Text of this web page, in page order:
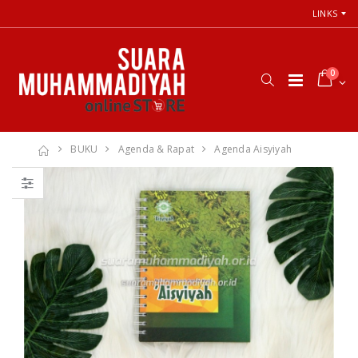
LINKS
0
BUKU Agenda & Rapat Agenda Aisyiyah
66 Jalan Menuju
Cinta Ilahi
Menemukan
Tuhan dalam
Luka, Cinta, dan
Kehidupan
Sehari-hari
Rp. 0
Cara Shalat
Menurut
Himpunan
Putusan Tarjih
Muhammadiyah
Himpunan